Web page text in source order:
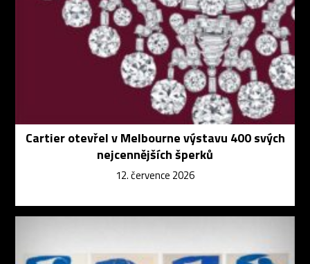
Cartier otevřel v Melbourne výstavu 400 svých
nejcennějších šperků
12. července 2026